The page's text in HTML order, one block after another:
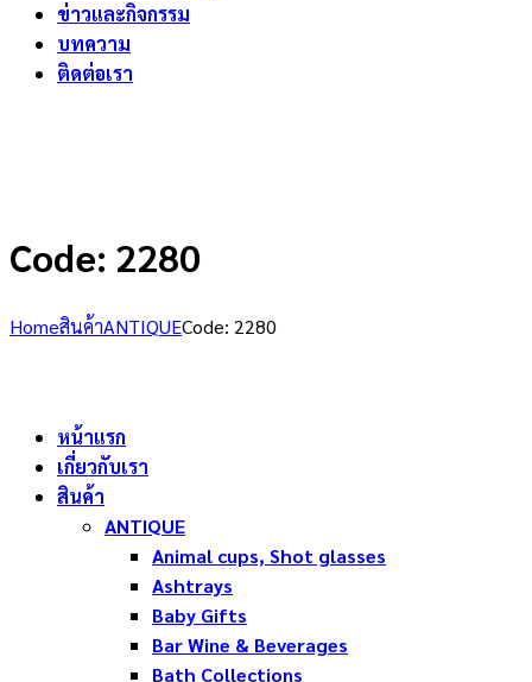
ข่าวและกิจกรรม
บทความ
ติดต่อเรา
Code: 2280
Homeสินค้าANTIQUECode: 2280
หน้าแรก
เกี่ยวกับเรา
สินค้า
ANTIQUE
Animal cups, Shot glasses
Ashtrays
Baby Gifts
Bar Wine & Beverages
Bath Collections